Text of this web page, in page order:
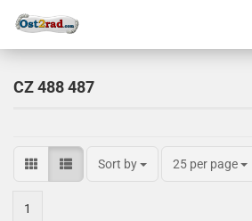
CZ 488 487
Sort by 25 per page
1